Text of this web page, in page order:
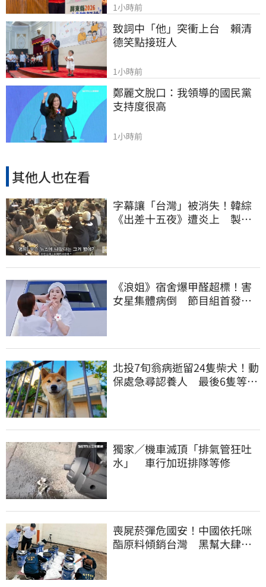
1小時前
致詞中「他」突衝上台　賴清
德笑點接班人
1小時前
鄭麗文脫口：我領導的國民黨
支持度很高
1小時前
其他人也在看
字幕讓「台灣」被消失！韓綜
《出差十五夜》遭炎上 製作
《浪姐》宿舍爆甲醛超標！害
女星集體病倒 節目組首發聲
北投7旬翁病逝留24隻柴犬！動
保處急尋認養人 最後6隻等新
獨家／機車滅頂「排氣管狂吐
水」 車行加班排隊等修
喪屍菸彈危國安！中國依托咪
酯原料傾銷台灣 黑幫大肆走